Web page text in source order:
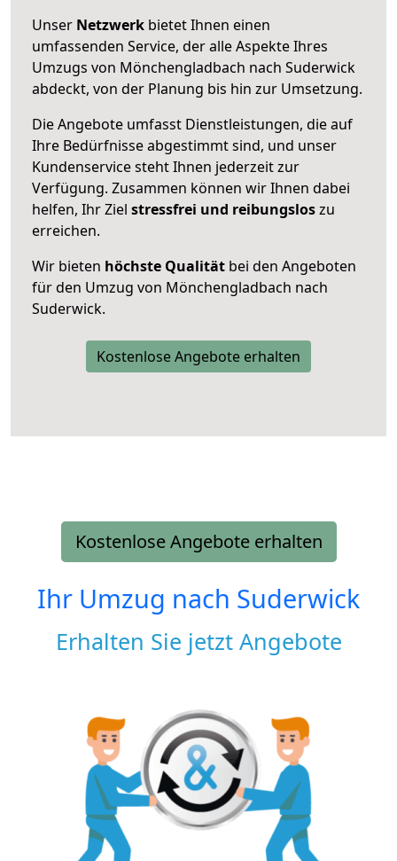
Unser Netzwerk bietet Ihnen einen
umfassenden Service, der alle Aspekte Ihres
Umzugs von Mönchengladbach nach Suderwick
abdeckt, von der Planung bis hin zur Umsetzung.
Die Angebote umfasst Dienstleistungen, die auf
Ihre Bedürfnisse abgestimmt sind, und unser
Kundenservice steht Ihnen jederzeit zur
Verfügung. Zusammen können wir Ihnen dabei
helfen, Ihr Ziel stressfrei und reibungsloszu
erreichen.
Wir bieten höchste Qualität bei den Angeboten
für den Umzug von Mönchengladbach nach
Suderwick.
Kostenlose Angebote erhalten
Kostenlose Angebote erhalten
Ihr Umzug nach Suderwick
Erhalten Sie jetzt Angebote